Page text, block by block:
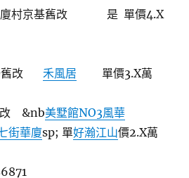
廈村京基舊改 是 單價4.X
聯舊改禾風居 單價3.X萬
改 &nb美墅館NO3風華
街華廈sp; 單好瀚江山價2.X萬